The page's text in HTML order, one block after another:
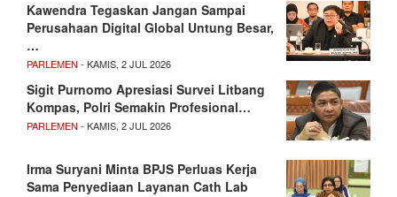
Kawendra Tegaskan Jangan Sampai
Perusahaan Digital Global Untung Besar,
…
PARLEMEN - KAMIS, 2 JUL 2026
Sigit Purnomo Apresiasi Survei Litbang
Kompas, Polri Semakin Profesional…
PARLEMEN - KAMIS, 2 JUL 2026
Irma Suryani Minta BPJS Perluas Kerja
Sama Penyediaan Layanan Cath Lab